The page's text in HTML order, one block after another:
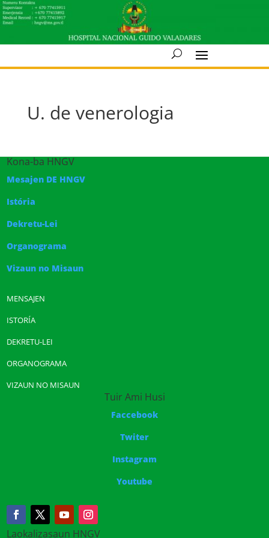
U. de venerologia
Kona-ba HNGV
Mesajen DE HNGV
Istória
Dekretu-Lei
Organograma
Vizaun no Misaun
MENSAJEN
ISTORÍA
DEKRETU-LEI
ORGANOGRAMA
VIZAUN NO MISAUN
Tuir Ami Husi
Faccebook
Twiter
Instagram
Youtube
Laokalizasaun HNGV